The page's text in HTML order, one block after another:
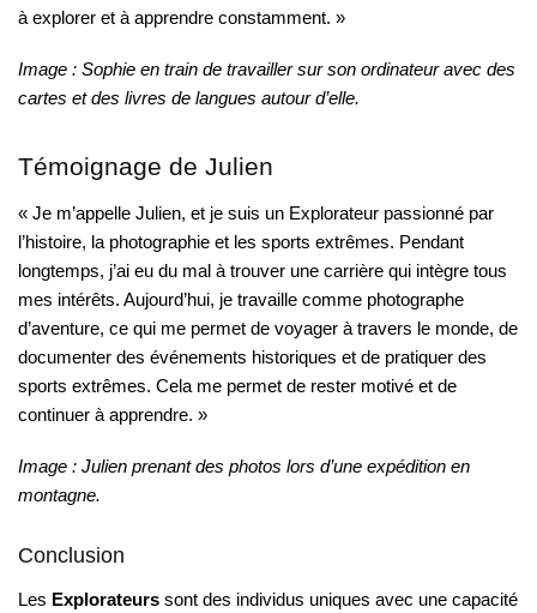
à explorer et à apprendre constamment. »
Image : Sophie en train de travailler sur son ordinateur avec des
cartes et des livres de langues autour d’elle.
Témoignage de Julien
« Je m’appelle Julien, et je suis un Explorateur passionné par
l’histoire, la photographie et les sports extrêmes. Pendant
longtemps, j’ai eu du mal à trouver une carrière qui intègre tous
mes intérêts. Aujourd’hui, je travaille comme photographe
d’aventure, ce qui me permet de voyager à travers le monde, de
documenter des événements historiques et de pratiquer des
sports extrêmes. Cela me permet de rester motivé et de
continuer à apprendre. »
Image : Julien prenant des photos lors d’une expédition en
montagne.
Conclusion
Les Explorateurs sont des individus uniques avec une capacité